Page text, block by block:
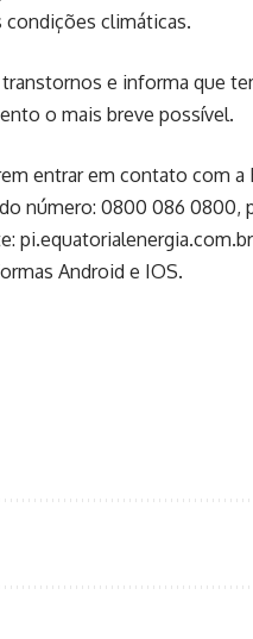
condições climáticas.
e informa que
o mais breve possível.
entrar em contato com a
número: 0800 086 0800,
Android e IOS.